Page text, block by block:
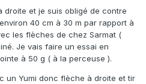
droite et je suis obligé de contre
40 cm à 30 m par rapport à
les flèches de chez Sarmat (
Je vais faire un essai en
à 50 g ( à la perceuse ).
un Yumi donc flèche à droite et tir